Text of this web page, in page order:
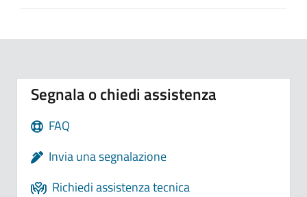
Segnala o chiedi assistenza
FAQ
Invia una segnalazione
Richiedi assistenza tecnica